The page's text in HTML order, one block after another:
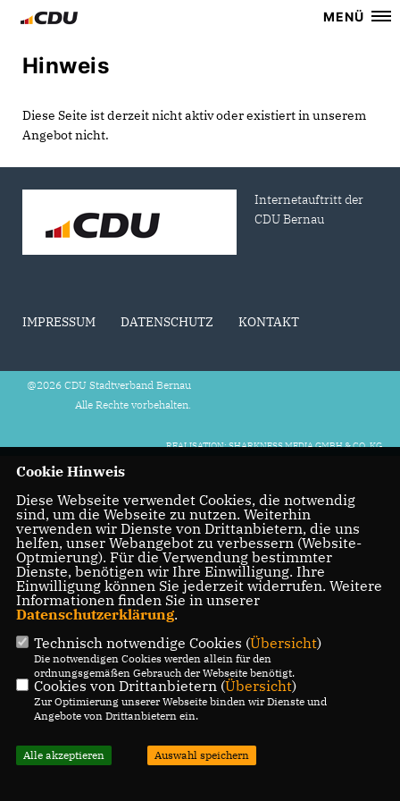
MENÜ
Hinweis
Diese Seite ist derzeit nicht aktiv oder existiert in unserem
Angebot nicht.
Internetauftritt der
CDU Bernau
IMPRESSUM DATENSCHUTZ KONTAKT
@2026 CDU Stadtverband Bernau
Alle Rechte vorbehalten.
REALISATION: SHARKNESS MEDIA GMBH & CO. KG
Cookie Hinweis
Diese Webseite verwendet Cookies, die notwendig
sind, um die Webseite zu nutzen. Weiterhin
verwenden wir Dienste von Drittanbietern, die uns
helfen, unser Webangebot zu verbessern (Website-
Optmierung). Für die Verwendung bestimmter
Dienste, benötigen wir Ihre Einwilligung. Ihre
Einwilligung können Sie jederzeit widerrufen. Weitere
Informationen finden Sie in unserer
Datenschutzerklärung.
Technisch notwendige Cookies (Übersicht)
Die notwendigen Cookies werden allein für den
ordnungsgemäßen Gebrauch der Webseite benötigt.
Cookies von Drittanbietern (Übersicht)
Zur Optimierung unserer Webseite binden wir Dienste und
Angebote von Drittanbietern ein.
Alle akzeptieren Auswahl speichern